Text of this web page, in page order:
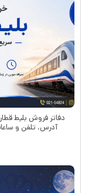
دفاتر فروش بلیط
آدرس، تلفن و